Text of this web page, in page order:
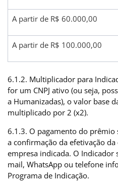
A partir de R$ 60.000,00
A partir de R$ 100.000,00
6.1.2. Multiplicador para
for um CNPJ ativo (ou seja,
a Humanizadas), o valor base
multiplicado por 2 (x2).
6.1.3. O pagamento do prêmio
a confirmação da efetivação
empresa indicada. O Indicador
mail, WhatsApp ou telefone
Programa de Indicação.